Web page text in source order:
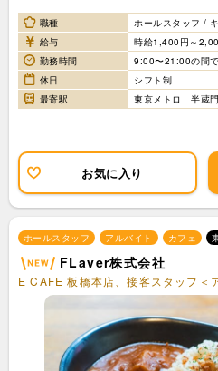
職種
ホールスタッフ /
給与
時給1,400円～
勤務時間
9:00〜21:00の間
休日
シフト制
最寄駅
東京メトロ 半蔵
お気に入り
ホールスタッフ アルバイト カフェ
FLaver株式会社
E CAFE 板橋本店、接客スタッフ＜